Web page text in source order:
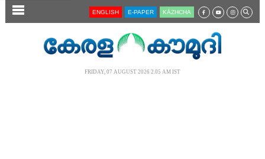
SECTIONS ENGLISH E-PAPER KĀZHCHA
FRIDAY, 07 AUGUST 2026 2.05 AM IST